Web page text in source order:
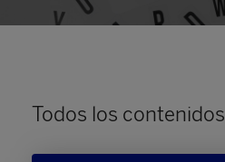
Todos los contenidos